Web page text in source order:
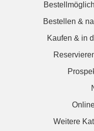
Bestellen &
Kaufen & in
Weitere